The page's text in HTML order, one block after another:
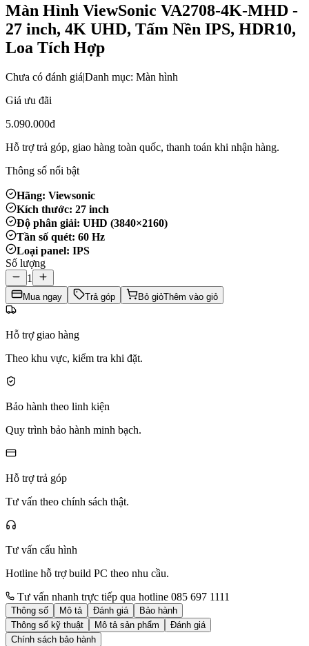
Màn Hình ViewSonic VA2708-4K-MHD -
27 inch, 4K UHD, Tấm Nền IPS, HDR10,
Loa Tích Hợp
Chưa có đánh giá|Danh mục: Màn hình
Giá ưu đãi
5.090.000đ
Hỗ trợ trả góp, giao hàng toàn quốc, thanh toán khi nhận hàng.
Thông số nổi bật
Hãng: Viewsonic
Kích thước: 27 inch
Độ phân giải: UHD (3840×2160)
Tần số quét: 60 Hz
Loại panel: IPS
Số lượng
1
Mua ngay Trả góp Bỏ giỏThêm vào giỏ
Hỗ trợ giao hàng
Theo khu vực, kiểm tra khi đặt.
Bảo hành theo linh kiện
Quy trình bảo hành minh bạch.
Hỗ trợ trả góp
Tư vấn theo chính sách thật.
Tư vấn cấu hình
Hotline hỗ trợ build PC theo nhu cầu.
Tư vấn nhanh trực tiếp qua hotline 085 697 1111
Thông số Mô tả Đánh giá
Bảo hành
Thông số kỹ thuật
Mô tả sản phẩm
Đánh giá
Chính sách bảo hành